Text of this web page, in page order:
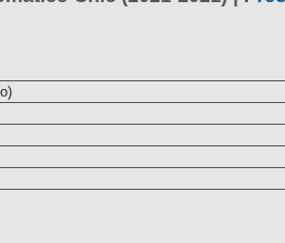
Chic (2021-2021) |